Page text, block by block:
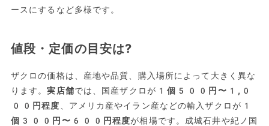
ースにするなど多様です。
値段・定価の目安は?
ザクロの価格は、産地や品質、購入場所によって大きく異な
ります。実店舗では、国産ザクロが 1個500円〜1,0
00円程度 、アメリカ産やイラン産などの輸入ザクロが 1
個300円〜600円程度が相場です。成城石井や紀ノ国